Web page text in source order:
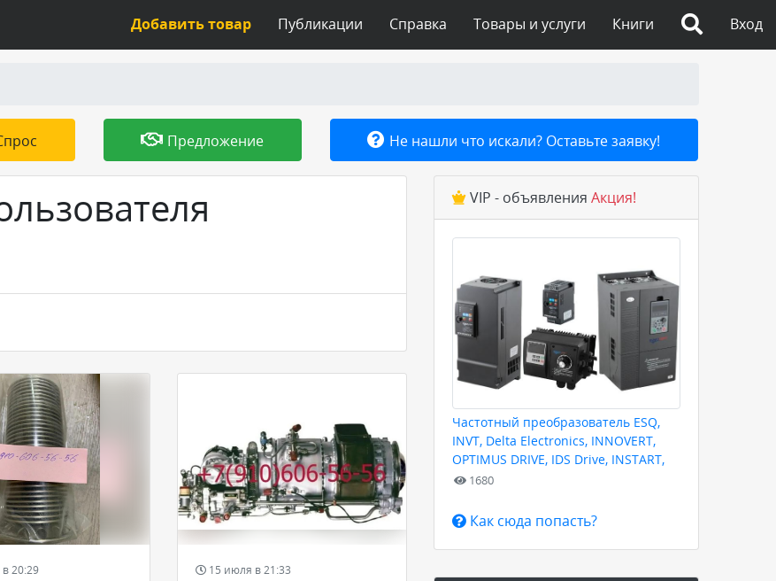
Вход
Книги
Товары и услуги
Справка
Публикации
Добавить товар
Предложение Не нашли что искали? Оставьте заявку!
в 20:29
15 июля в 21:33
VIP - объявления Акция!
Частотный преобразователь ESQ,
INVT, Delta Electronics, INNOVERT,
OPTIMUS DRIVE, IDS Drive, INSTART,
HYUNDAI для любых задач
1680
Как сюда попасть?